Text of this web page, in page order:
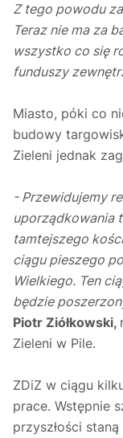
Z tego powodu
Teraz nie ma za
wszystko co się
funduszy
Miasto, póki co
budowy
Zieleni jednak
- Przewidujemy
uporządkowania
tamtejszego
ciągu pieszego
Wielkiego. Ten
będzie
Piotr Ziółkowski,
Zieleni w Pile.
ZDiZ w ciągu
prace. Wstępnie
przyszłości